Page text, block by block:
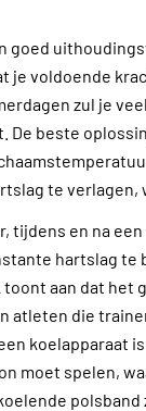
goed
je voldoende
zul je
De beste
te
tijdens en na
hartslag
toont aan dat
atleten die
koelapparaat
moet spelen,